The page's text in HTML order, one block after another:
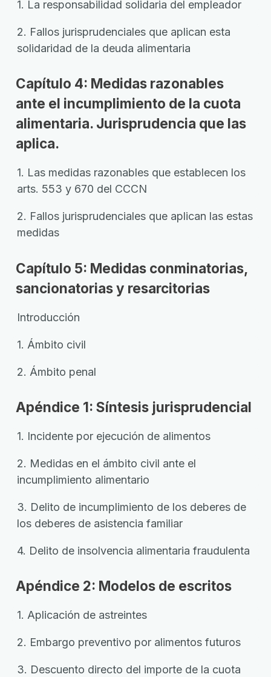
1. La responsabilidad solidaria del empleador
2. Fallos jurisprudenciales que aplican esta
solidaridad de la deuda alimentaria
Capítulo 4: Medidas razonables
ante el incumplimiento de la cuota
alimentaria. Jurisprudencia que las
aplica.
1. Las medidas razonables que establecen los
arts. 553 y 670 del CCCN
2. Fallos jurisprudenciales que aplican las estas
medidas
Capítulo 5: Medidas conminatorias,
sancionatorias y resarcitorias
Introducción
1. Ámbito civil
2. Ámbito penal
Apéndice 1: Síntesis jurisprudencial
1. Incidente por ejecución de alimentos
2. Medidas en el ámbito civil ante el
incumplimiento alimentario
3. Delito de incumplimiento de los deberes de
los deberes de asistencia familiar
4. Delito de insolvencia alimentaria fraudulenta
Apéndice 2: Modelos de escritos
1. Aplicación de astreintes
2. Embargo preventivo por alimentos futuros
3. Descuento directo del importe de la cuota